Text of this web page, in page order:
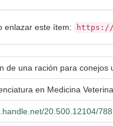
enlazar este ítem: https://
de una ración para
en Medicina
20.500.12104/